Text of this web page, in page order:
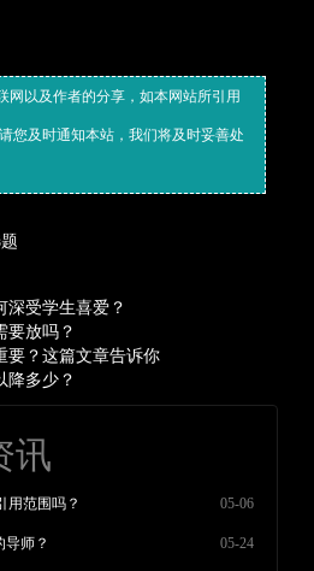
网以及作者的分享，如本网站所引用
您及时通知本站，我们将及时妥善处
深受学生喜爱？
要放吗？
要？这篇文章告诉你
降多少？
讯
用范围吗？ 05-06
导师？ 05-24